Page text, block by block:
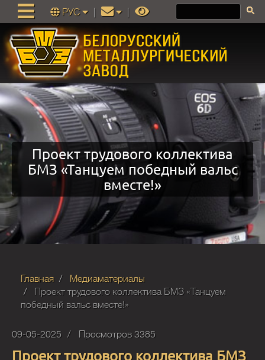
РУС
Проект трудового коллектива
БМЗ «Танцуем победный вальс
вместе!»
Главная
Медиаматериалы
Проект трудового коллектива БМЗ «Танцуем
победный вальс вместе!»
09-05-2025 Просмотров 3385
Проект трудового коллектива БМЗ